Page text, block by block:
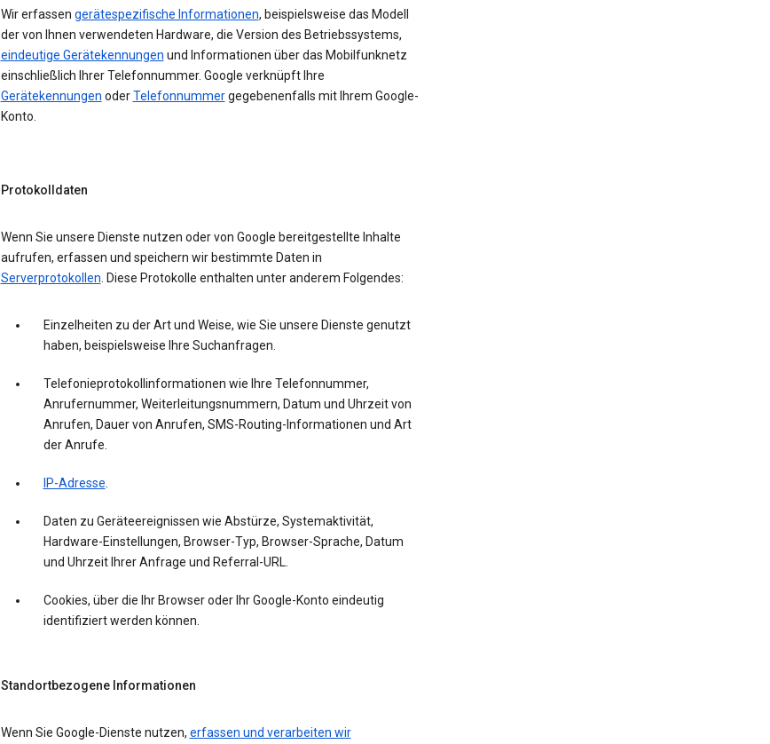
Wir erfassen gerätespezifische Informationen, beispielsweise das Modell
der von Ihnen verwendeten Hardware, die Version des Betriebssystems,
eindeutige Gerätekennungen und Informationen über das Mobilfunknetz
einschließlich Ihrer Telefonnummer. Google verknüpft Ihre
Gerätekennungen oderTelefonnummergegebenenfalls mit Ihrem Google-
Konto.
Protokolldaten
Wenn Sie unsere Dienste nutzen oder von Google bereitgestellte Inhalte
aufrufen, erfassen und speichern wir bestimmte Daten in
Serverprotokollen. Diese Protokolle enthalten unter anderem Folgendes:
Einzelheiten zu der Art und Weise, wie Sie unsere Dienste genutzt
haben, beispielsweise Ihre Suchanfragen.
Telefonieprotokollinformationen wie Ihre Telefonnummer,
Anrufernummer, Weiterleitungsnummern, Datum und Uhrzeit von
Anrufen, Dauer von Anrufen, SMS-Routing-Informationen und Art
der Anrufe.
IP-Adresse.
Daten zu Geräteereignissen wie Abstürze, Systemaktivität,
Hardware-Einstellungen, Browser-Typ, Browser-Sprache, Datum
und Uhrzeit Ihrer Anfrage und Referral-URL.
Cookies, über die Ihr Browser oder Ihr Google-Konto eindeutig
identifiziert werden können.
Standortbezogene Informationen
Wenn Sie Google-Dienste nutzen, erfassen und verarbeiten wir